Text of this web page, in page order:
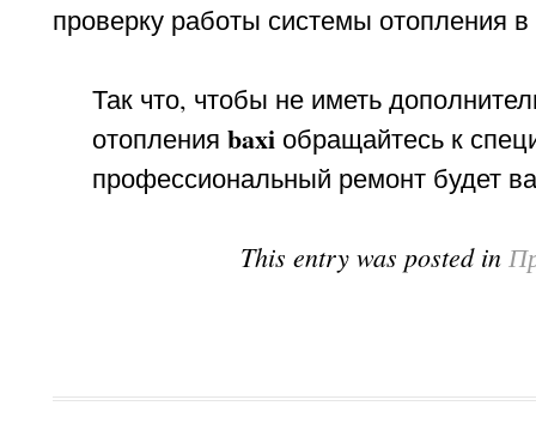
проверку работы системы отопления
Так что, чтобы не иметь
отопления baxi обращайтесь к
профессиональный ремонт будет
This entry was posted in